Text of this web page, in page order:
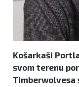
Košarkaši
svom terenu
Timberwolvesa